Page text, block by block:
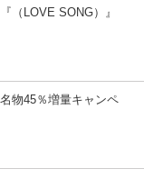
（LOVE SONG）』
物45％増量キャンペ